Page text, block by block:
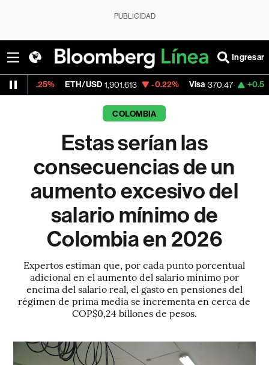
PUBLICIDAD
Ingresar
1,901.613 -0.22% Visa 370.47 +0.52% MercadoLibre
COLOMBIA
Estas serían las
consecuencias de un
aumento excesivo del
salario mínimo de
Colombia en 2026
Expertos estiman que, por cada punto porcentual
adicional en el aumento del salario mínimo por
encima del salario real, el gasto en pensiones del
régimen de prima media se incrementa en cerca de
COP$0,24 billones de pesos.